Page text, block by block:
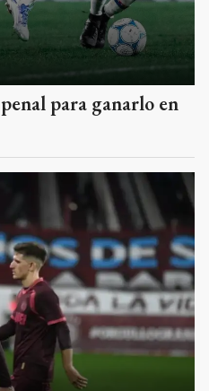
para ganarlo en